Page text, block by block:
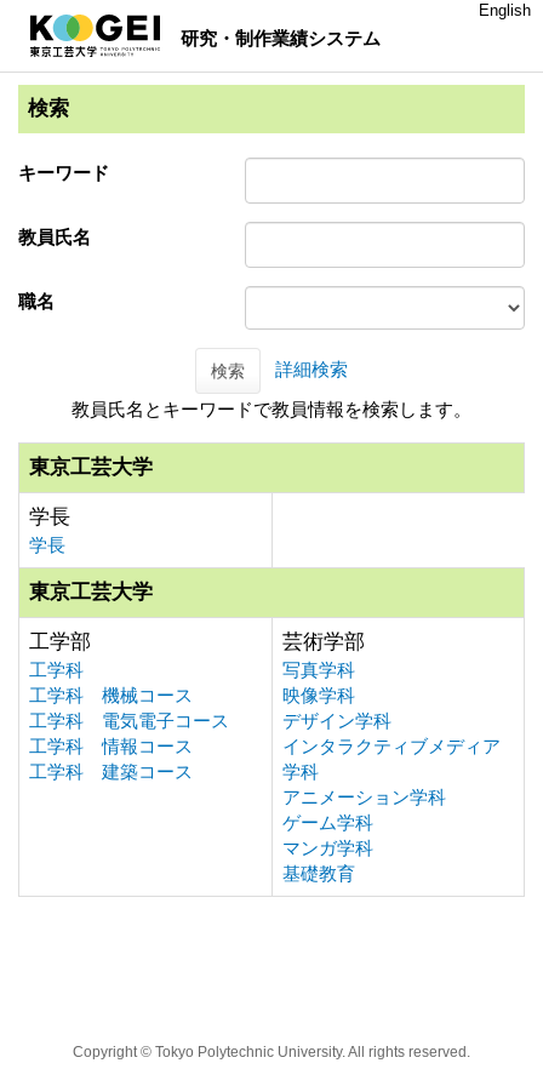
研究・制作業績システム
English
検索
キーワード
教員氏名
職名
検索
詳細検索
教員氏名とキーワードで教員情報を検索します。
東京工芸大学
学長
学長
東京工芸大学
工学部
工学科
工学科 機械コース
工学科 電気電子コース
工学科 情報コース
工学科 建築コース
芸術学部
写真学科
映像学科
デザイン学科
インタラクティブメディア
学科
アニメーション学科
ゲーム学科
マンガ学科
基礎教育
Copyright © Tokyo Polytechnic University. All rights reserved.